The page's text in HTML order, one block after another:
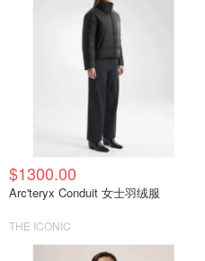
$1300.00
Arc'teryx Conduit 女士羽绒服
THE ICONIC